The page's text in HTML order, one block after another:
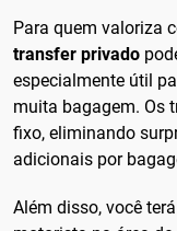
Para quem valoriza
transfer privado
especialmente útil
muita bagagem. Os
fixo, eliminando
adicionais por
Além disso, você